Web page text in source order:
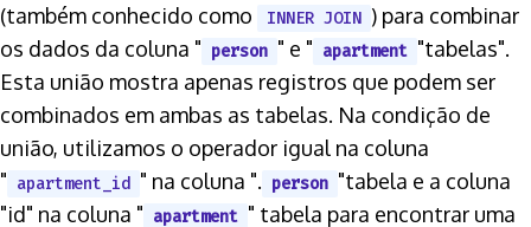
(também conhecido como INNER JOIN ) para combinar
os dados da coluna " person " e " apartment "tabelas".
Esta união mostra apenas registros que podem ser
combinados em ambas as tabelas. Na condição de
união, utilizamos o operador igual na coluna
" apartment_id " na coluna ". person "tabela e a coluna
"id" na coluna " apartment " tabela para encontrar uma